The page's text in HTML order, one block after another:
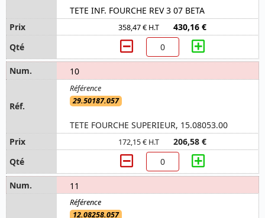
TETE INF. FOURCHE REV 3 07 BETA
358,47 € H.T 430,16 €
10
29.50187.057
TETE FOURCHE SUPERIEUR, 15.08053.00
172,15 € H.T 206,58 €
11
12.08258.057